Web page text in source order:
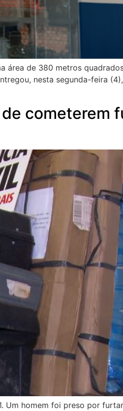
área de 380 metros
nesta segunda-feira
cometerem
Um homem foi preso por